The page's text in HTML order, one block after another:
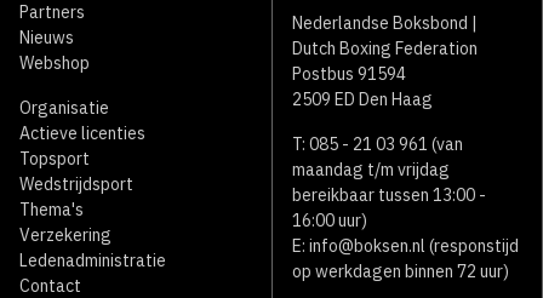
Partners
Nieuws
Webshop
Organisatie
Actieve licenties
Topsport
Wedstrijdsport
Thema's
Verzekering
Ledenadministratie
Contact
Nederlandse Boksbond |
Dutch Boxing Federation
Postbus 91594
2509 ED Den Haag
T: 085 - 21 03 961 (van
maandag t/m vrijdag
bereikbaar tussen 13:00 -
16:00 uur)
E: info@boksen.nl (responstijd
op werkdagen binnen 72 uur)